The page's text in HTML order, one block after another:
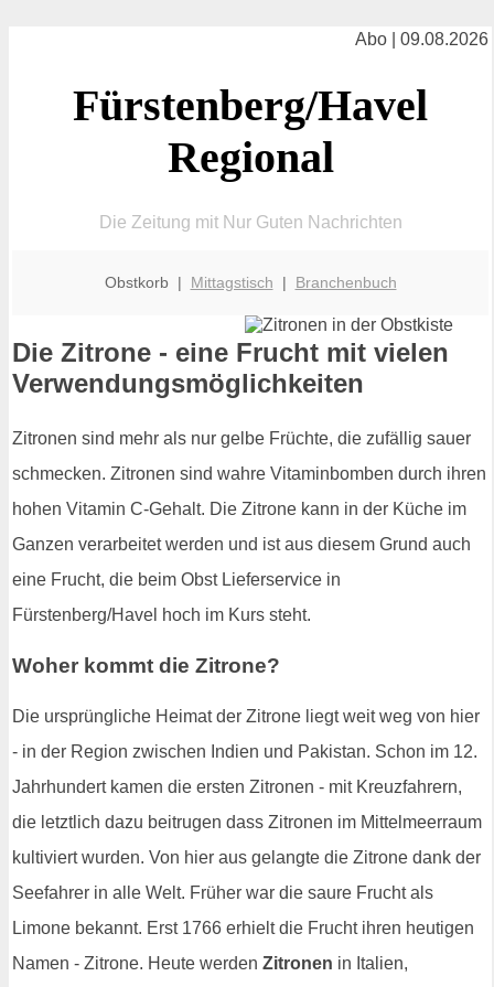
Abo | 09.08.2026
Fürstenberg/Havel
Regional
Die Zeitung mit Nur Guten Nachrichten
Obstkorb | Mittagstisch | Branchenbuch
Die Zitrone - eine Frucht mit vielen
Verwendungsmöglichkeiten
Zitronen sind mehr als nur gelbe Früchte, die zufällig sauer
schmecken. Zitronen sind wahre Vitaminbomben durch ihren
hohen Vitamin C-Gehalt. Die Zitrone kann in der Küche im
Ganzen verarbeitet werden und ist aus diesem Grund auch
eine Frucht, die beim Obst Lieferservice in
Fürstenberg/Havel hoch im Kurs steht.
Woher kommt die Zitrone?
Die ursprüngliche Heimat der Zitrone liegt weit weg von hier
- in der Region zwischen Indien und Pakistan. Schon im 12.
Jahrhundert kamen die ersten Zitronen - mit Kreuzfahrern,
die letztlich dazu beitrugen dass Zitronen im Mittelmeerraum
kultiviert wurden. Von hier aus gelangte die Zitrone dank der
Seefahrer in alle Welt. Früher war die saure Frucht als
Limone bekannt. Erst 1766 erhielt die Frucht ihren heutigen
Namen - Zitrone. Heute werden Zitronen in Italien,